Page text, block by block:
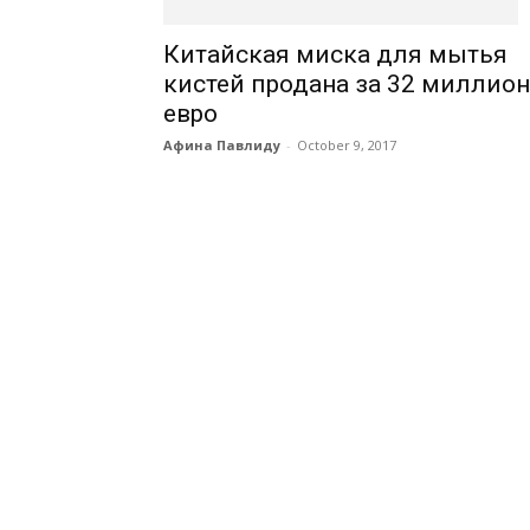
Китайская миска для мытья
кистей продана за 32
евро
Афина Павлиду - October 9, 2017